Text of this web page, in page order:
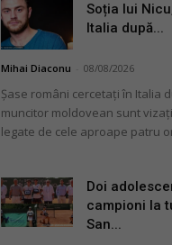
Soția lui
Italia după...
Mihai Diaconu 08/08/2026
Șase români cercetați în Italia
muncitor moldovean sunt
legate de cele aproape patru
Doi
campioni la
San...